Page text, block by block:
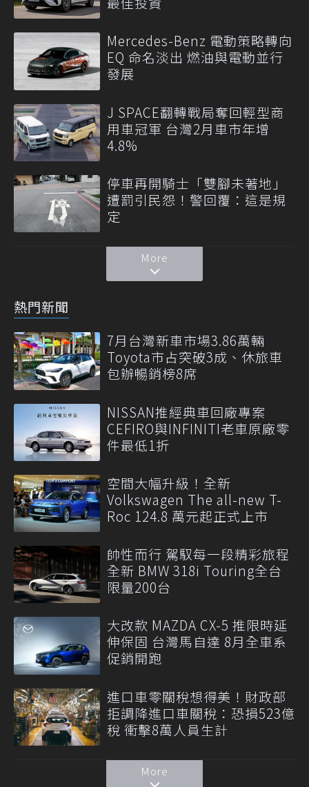
Mercedes-Benz 電動策略轉向
EQ 命名淡出 燃油與電動並行
發展
J SPACE翻轉戰局奪回輕型商
用車冠軍 台灣2月車市年增
4.8%
停車再開騎士「雙腳未著地」
遭罰引民怨！警回覆：這是規
定
More
熱門新聞
7月台灣新車市場3.86萬輛
Toyota市占突破3成、休旅車
包辦暢銷榜8席
NISSAN推經典車回廠專案
CEFIRO與INFINITI老車原廠零
件最低1折
空間大幅升級！全新
Volkswagen The all-new T-
Roc 124.8 萬元起正式上市
帥性而行 駕馭每一段精彩旅程
全新 BMW 318i Touring全台
限量200台
大改款 MAZDA CX-5 推限時延
伸保固 台灣馬自達 8月全車系
促銷開跑
進口車零關稅想得美！財政部
拒調降進口車關稅：恐損523億
稅 衝擊8萬人員生計
More